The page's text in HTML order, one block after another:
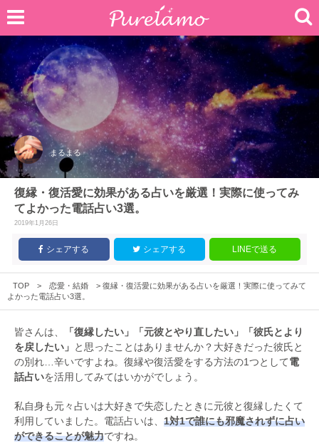
まるまる
復縁・復活愛に効果がある占いを厳選！実際に使ってみ
てよかった電話占い3選。
2019年1月26日
シェアする シェアする LINEで送る
TOP > 恋愛・結婚 > 復縁・復活愛に効果がある占いを厳選！実際に使ってみて
よかった電話占い3選。
皆さんは、
「復縁したい」「元彼とやり直したい」「彼氏とより
を戻したい」 と思ったことはありませんか？大好きだった彼氏と
の別れ…辛いですよね。復縁や復活愛をする方法の1つとして電
話占いを活用してみてはいかがでしょう。
私自身も元々占いは大好きで失恋したときに元彼と復縁したくて
利用していました。電話占いは、 1対1で誰にも邪魔されずに占い
ができることが魅力ですね。